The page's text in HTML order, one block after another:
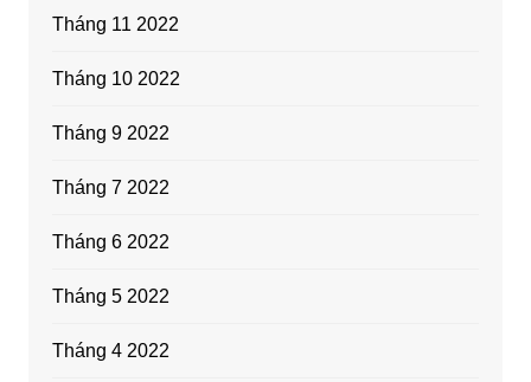
Tháng 11 2022
Tháng 10 2022
Tháng 9 2022
Tháng 7 2022
Tháng 6 2022
Tháng 5 2022
Tháng 4 2022